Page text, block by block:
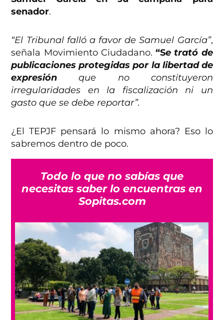
senador.
“El Tribunal falló a favor de Samuel García”,
señala Movimiento Ciudadano. “Se trató de
publicaciones protegidas por la libertad de
expresión que no constituyeron
irregularidades en la fiscalización ni un
gasto que se debe reportar”.
¿El TEPJF pensará lo mismo ahora? Eso lo
sabremos dentro de poco.
Todo lo que no sabías que
necesitas saber lo encuentras en
Sopitas.com